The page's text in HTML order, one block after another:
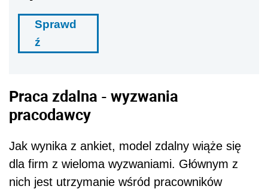
Sprawd
ź
Praca zdalna - wyzwania
pracodawcy
Jak wynika z ankiet, model zdalny wiąże się
dla firm z wieloma wyzwaniami. Głównym z
nich jest utrzymanie wśród pracowników